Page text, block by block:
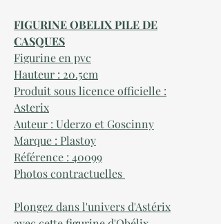
FIGURINE OBELIX PILE DE
CASQUES
Figurine en pvc
Hauteur : 20.5cm
Produit sous licence officielle :
Asterix
Auteur : Uderzo et Goscinny
Marque : Plastoy
Référence : 40099
Photos contractuelles
Plongez dans l'univers d'Astérix